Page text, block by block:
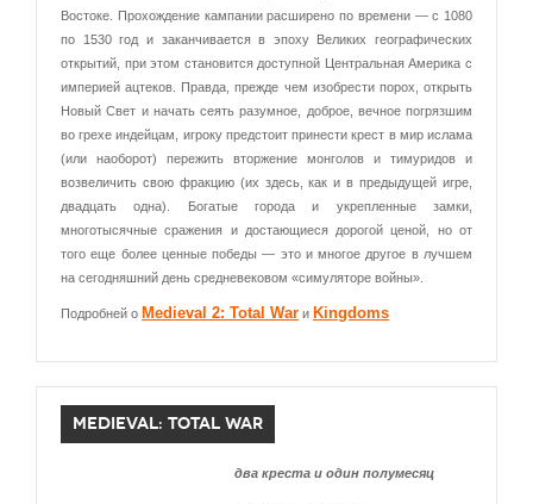
Востоке. Прохождение кампании расширено по времени — с 1080
по 1530 год и заканчивается в эпоху Великих географических
открытий, при этом становится доступной Центральная Америка с
империей ацтеков. Правда, прежде чем изобрести порох, открыть
Новый Свет и начать сеять разумное, доброе, вечное погрязшим
во грехе индейцам, игроку предстоит принести крест в мир ислама
(или наоборот) пережить вторжение монголов и тимуридов и
возвеличить свою фракцию (их здесь, как и в предыдущей игре,
двадцать одна). Богатые города и укрепленные замки,
многотысячные сражения и достающиеся дорогой ценой, но от
того еще более ценные победы — это и многое другое в лучшем
на сегодняшний день средневековом «симуляторе войны».
Подробней о Medieval 2: Total War и Kingdoms
MEDIEVAL: TOTAL WAR
два креста и один полумесяц